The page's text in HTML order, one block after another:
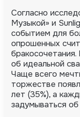
Согласно
Музыкой» и
событием для
опрошенных
об идеальной
Чаще всего
торжестве
лет (35%), а
задумываться